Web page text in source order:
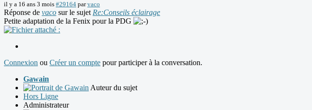
il y a 16 ans 3 mois #29164 parvaco
Réponse de vaco sur le sujet Re:Conseils éclairage
Petite adaptation de la Fenix pour la PDG
Connexion ou Créer un compte pour participer à la conversation.
Gawain
Auteur du sujet
Hors Ligne
Administrateur